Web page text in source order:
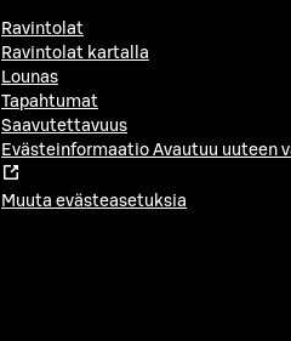
Ravintolat
Ravintolat kartalla
Lounas
Tapahtumat
Saavutettavuus
Evästeinformaatio Avautuu uuteen
Muuta evästeasetuksia